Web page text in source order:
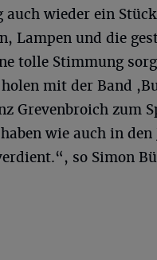
auch wieder ein
Lampen und die
tolle Stimmung
mit der Band
Grevenbroich zum
wie auch in
so Simon